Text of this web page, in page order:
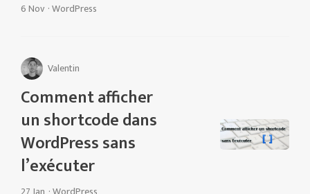
6 Nov ·WordPress
Valentin
Comment afficher
un shortcode dans
WordPress sans
l’exécuter